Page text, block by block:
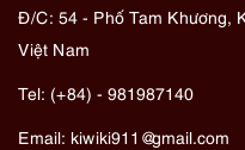
Đ/C: 54 - Phố Tam Khương,
Việt Nam
Tel: (+84) - 981987140
Email: kiwiki911@gmail.com